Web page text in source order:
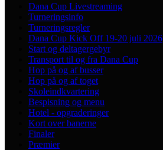
Dana Cup Livestreaming
Turneringsinfo
Turneringsregler
Dana Cup Kick Off 19-20 juli 2026
Start og deltagergebyr
Transport til og fra Dana Cup
Hop på og af busser
Hop på og af toget
Skoleindkvartering
Bespisning og menu
Hotel - opgraderinger
Kort over banerne
Finaler
Præmier